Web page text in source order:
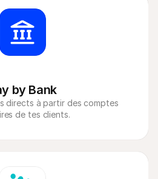
by Bank
directs à partir des comptes